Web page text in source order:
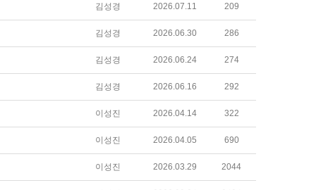
김성경 2026.07.11 209
김성경 2026.06.30 286
김성경 2026.06.24 274
김성경 2026.06.16 292
이성진 2026.04.14 322
이성진 2026.04.05 690
이성진 2026.03.29 2044